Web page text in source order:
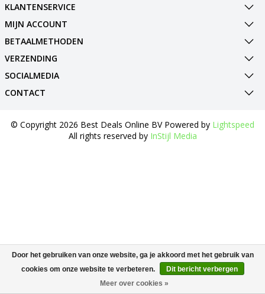
KLANTENSERVICE
MIJN ACCOUNT
BETAALMETHODEN
VERZENDING
SOCIALMEDIA
CONTACT
© Copyright 2026 Best Deals Online BV Powered by Lightspeed
All rights reserved by InStijl Media
Door het gebruiken van onze website, ga je akkoord met het gebruik van
cookies om onze website te verbeteren.
Dit bericht verbergen
Meer over cookies »